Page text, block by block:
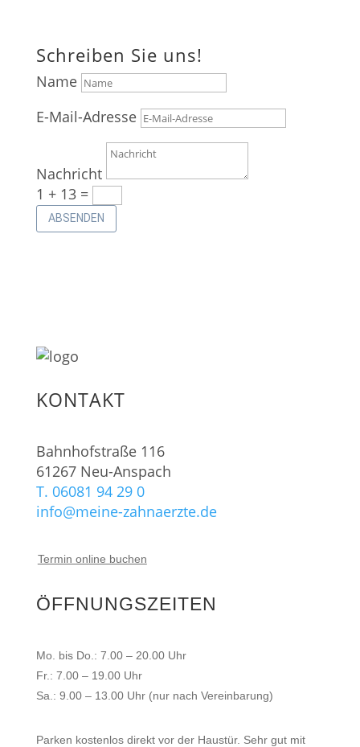
Schreiben Sie uns!
Name
E-Mail-Adresse
Nachricht
1 + 13=
ABSENDEN
KONTAKT
Bahnhofstraße 116
61267 Neu-Anspach
T. 06081 94 29 0
info@meine-zahnaerzte.de
Termin online buchen
ÖFFNUNGSZEITEN
Mo. bis Do.: 7.00 – 20.00 Uhr
Fr.: 7.00 – 19.00 Uhr
Sa.: 9.00 – 13.00 Uhr (nur nach Vereinbarung)
Parken kostenlos direkt vor der Haustür. Sehr gut mit